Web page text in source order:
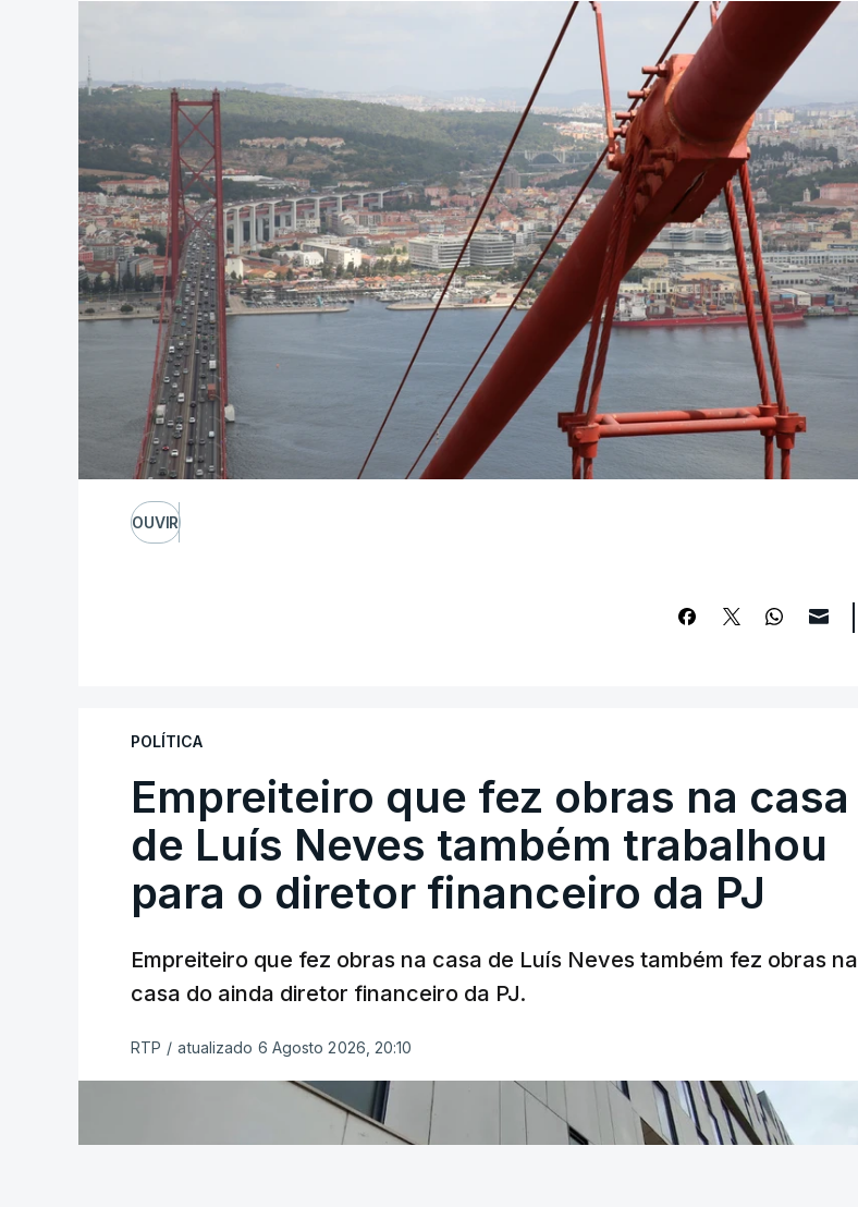
OUVIR
POLÍTICA
Empreiteiro que fez obras na casa
de Luís Neves também trabalhou
para o diretor financeiro da PJ
Empreiteiro que fez obras na casa de Luís Neves também fez obras na
casa do ainda diretor financeiro da PJ.
RTP / atualizado 6 Agosto 2026, 20:10